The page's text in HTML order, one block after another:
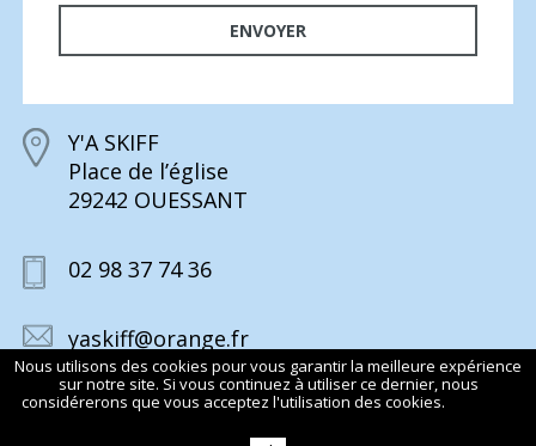
Y'A SKIFF
Place de l’église
29242 OUESSANT
02 98 37 74 36
yaskiff@orange.fr
© 2015 Y’A SKIFF TOUS DROITS RÉSERVÉS
Nous utilisons des cookies pour vous garantir la meilleure expérience
sur notre site. Si vous continuez à utiliser ce dernier, nous
considérerons que vous acceptez l'utilisation des cookies.